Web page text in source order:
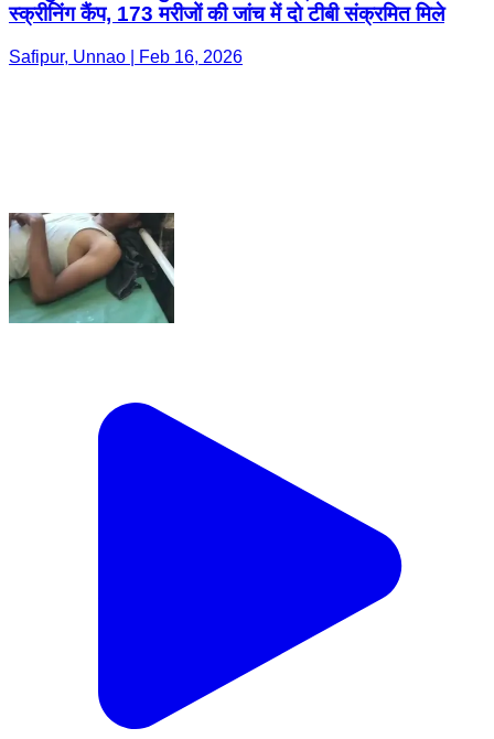
स्क्रीनिंग कैंप, 173 मरीजों की जांच में दो टीबी संक्रमित मिले
Safipur, Unnao | Feb 16, 2026
सफीपुर: ऑटो रिक्शा ने बाइक सवार को मारी जोरदार टक्कर,